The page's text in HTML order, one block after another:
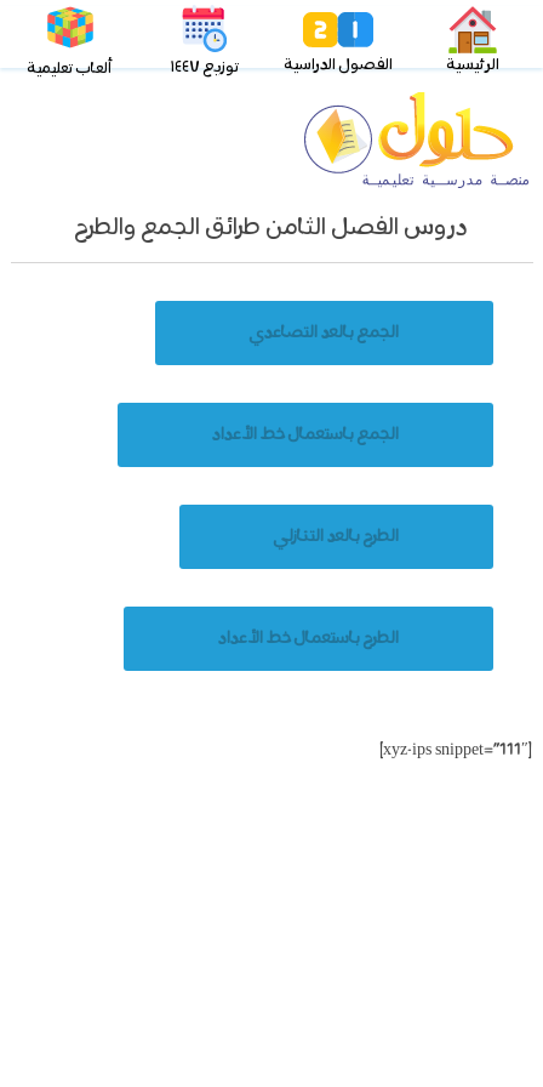
الرئيسية الفصول الدراسية توزيع ١٤٤٧ ألعاب تعليمية
دروس الفصل الثامن طرائق الجمع والطرح
الجمع بالعد التصاعدي
الجمع باستعمال خط الأعداد
الطرح بالعد التنازلي
الطرح باستعمال خط الأعداد
[xyz-ips snippet=”111″]